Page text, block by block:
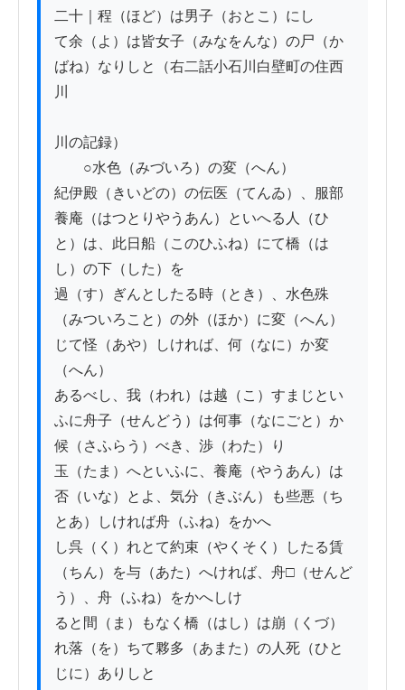
二十｜程（ほど）は男子（おとこ）にし
て余（よ）は皆女子（みなをんな）の尸（か
ばね）なりしと（右二話小石川白壁町の住西
川
川の記録）
○水色（みづいろ）の変（へん）
紀伊殿（きいどの）の伝医（てんゐ）、服部
養庵（はつとりやうあん）といへる人（ひ
と）は、此日船（このひふね）にて橋（は
し）の下（した）を
過（す）ぎんとしたる時（とき）、水色殊
（みついろこと）の外（ほか）に変（へん）
じて怪（あや）しければ、何（なに）か変
（へん）
あるべし、我（われ）は越（こ）すまじとい
ふに舟子（せんどう）は何事（なにごと）か
候（さふらう）べき、渉（わた）り
玉（たま）へといふに、養庵（やうあん）は
否（いな）とよ、気分（きぶん）も些悪（ち
とあ）しければ舟（ふね）をかへ
し呉（く）れとて約束（やくそく）したる賃
（ちん）を与（あた）へければ、舟□（せんど
う）、舟（ふね）をかへしけ
ると間（ま）もなく橋（はし）は崩（くづ）
れ落（を）ちて夥多（あまた）の人死（ひと
じに）ありしと